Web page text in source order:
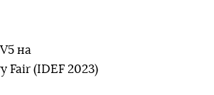
на
Fair (IDEF 2023)